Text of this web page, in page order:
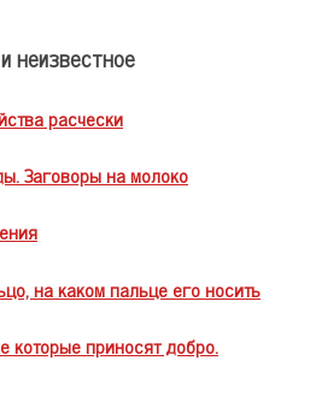
неизвестное
расчески
Заговоры на молоко
на каком пальце его носить
которые приносят добро.